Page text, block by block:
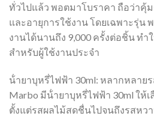
ทั่วไปแล้ว พอตมาโบราคา ถือว่าคุ้
และอายุการใช้งาน โดยเฉพาะรุ่น
งานได้นานถึง 9,000 ครั้งต่อชิ้น ทำ
สำหรับผู้ใช้งานประจำ
น้ํายาบุหรี่ไฟฟ้า 30ml: หลากหลาย
Marbo มีน้ํายาบุหรี่ไฟฟ้า 30ml ให้
ตั้งแต่รสผลไม้สดชื่นไปจนถึงรสหว